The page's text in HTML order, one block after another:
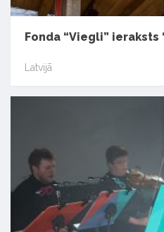
Fonda “Viegli” ieraksts
Latvijā